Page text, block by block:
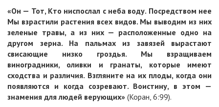
«Он — Тот, Кто ниспослал с неба воду. Посредством нее
Мы взрастили растения всех видов. Мы выводим из них
зеленые травы, а из них — расположенные одно на
другом зерна. На пальмах из завязей вырастают
свисающие низко гроздья. Мы взращиваем
виноградники, оливки и гранаты, которые имеют
сходства и различия. Взгляните на их плоды, когда они
появляются и когда созревают. Воистину, в этом —
знамения для людей верующих» (Коран, 6:99).